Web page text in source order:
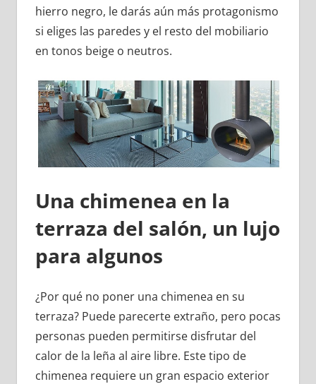
hierro negro, le darás aún más protagonismo
si eliges las paredes y el resto del mobiliario
en tonos beige o neutros.
Una chimenea en la
terraza del salón, un lujo
para algunos
¿Por qué no poner una chimenea en su
terraza? Puede parecerte extraño, pero pocas
personas pueden permitirse disfrutar del
calor de la leña al aire libre. Este tipo de
chimenea requiere un gran espacio exterior